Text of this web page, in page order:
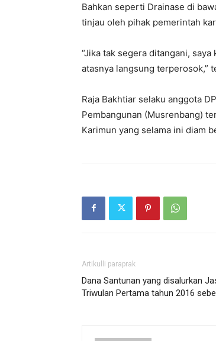
Bahkan seperti Drainase di
tinjau oleh pihak pemerintah
“Jika tak segera ditangani,
atasnya langsung terperosok,”
Raja Bakhtiar selaku anggota
Pembangunan (Musrenbang)
Karimun yang selama ini diam
Artikulli paraprak
Dana Santunan yang disalurkan
Triwulan Pertama tahun 2016